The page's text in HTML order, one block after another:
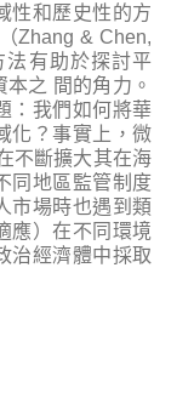
性和歷史性的方
Zhang & Chen,
法有助於探討平
之 間的角力。
：我們如何將華
化？事實上，微
不斷擴大其在海
同地區監管制度
市場時也遇到類
應）在不同環境
治經濟體中採取